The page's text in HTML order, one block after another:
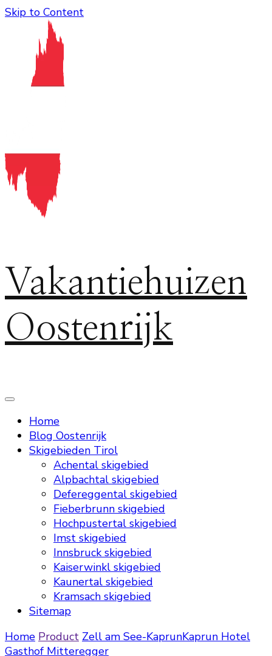
Skip to Content
Vakantiehuizen
Oostenrijk
Home
Blog Oostenrijk
Skigebieden Tirol
Achental skigebied
Alpbachtal skigebied
Defereggental skigebied
Fieberbrunn skigebied
Hochpustertal skigebied
Imst skigebied
Innsbruck skigebied
Kaiserwinkl skigebied
Kaunertal skigebied
Kramsach skigebied
Sitemap
Home Product Zell am See-KaprunKaprun Hotel
Gasthof Mitteregger